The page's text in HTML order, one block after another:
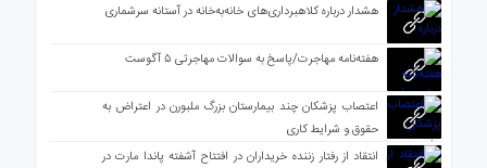
هشدار درباره کلاهبرداری‌های خانه‌به‌خانه در آستانه سرشماری
هفته‌نامه مهاجرت/پاسخ به سوالات مهاجرتی ۵ آگوست
اعتصاب پزشکان چند بیمارستان بزرگ ملبورن در اعتراض به
حقوق و شرایط کاری
انتقاد از رفتار زننده خریداران در افتتاح آشفته پاندا مارت در